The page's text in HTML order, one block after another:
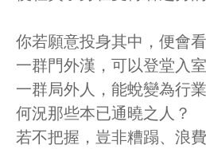
你若願意投身其中，便會看
一群門外漢，可以登堂入室
一群局外人，能蛻變為行業
何況那些本已通曉之人？
若不把握，豈非糟蹋、浪